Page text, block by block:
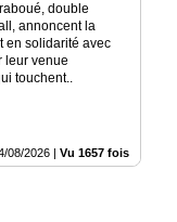
double
annoncent la
en solidarité avec
leur venue
touchent..
08/2026 Vu 1657 fois